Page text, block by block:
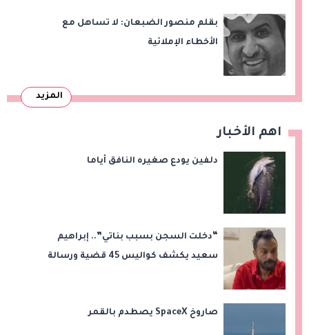
بقلم منصور الضبعان: لا تساهل مع
الأخطاء الإملائية
المزيد
اهم الأخبار
دلفين يودع صغيره النافق أياما
“دخلت السجن بسبب بناتي”.. إبراهيم
سعيد يكشف كواليس 45 قضية ورسالة
صاروخ SpaceX يصطدم بالقمر